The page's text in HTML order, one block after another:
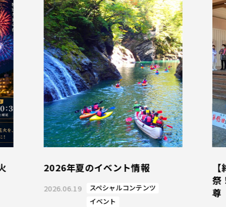
2026年夏のイベント情報
2026.06.19
スペシャルコンテンツ
イベント
祭
尊